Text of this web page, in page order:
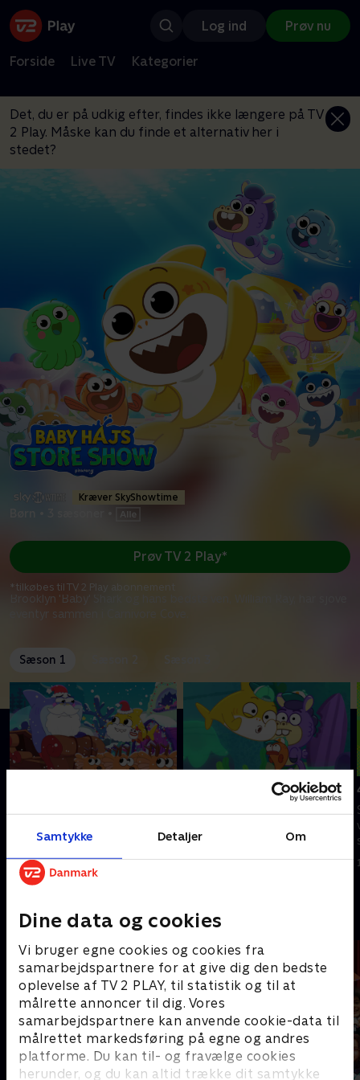
Samtykke Detaljer Om
Dine data og cookies
Vi bruger egne cookies og cookies fra
samarbejdspartnere for at give dig den bedste
oplevelse af TV 2 PLAY, til statistik og til at
målrette annoncer til dig. Vores
samarbejdspartnere kan anvende cookie-data til
målrettet markedsføring på egne og andres
platforme. Du kan til- og fravælge cookies
herunder, og du kan altid trække dit samtykke
Log ind Prøv nu
Forside Live TV Kategorier
Det, du er på udkig efter, findes ikke længere på TV
2 Play. Måske kan du finde et alternativ her i
stedet?
Kræver SkyShowtime
Brooklyn 'Baby' Shark og hans bedste ven, William Ray, har sjove
eventyr sammen i Carnivore Cove.
Prøv TV 2 Play*
*tilkøbes til TV 2 Play abonnement
Sæson 1
forsvinder.
1. januar 2023 • 21 min
redningsmission.
1. januar 2023 • 21 min
Andre så også